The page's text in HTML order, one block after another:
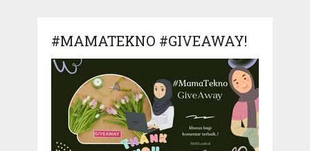
#MAMATEKNO #GIVEAWAY!